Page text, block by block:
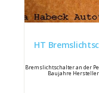
HT
Bremslichtschalter an der
Baujahre Hersteller